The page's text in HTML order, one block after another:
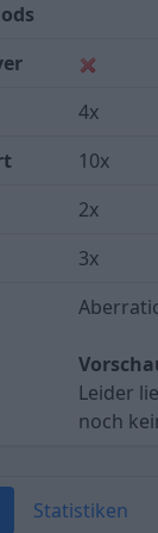
4x
10x
2x
3x
Leider
noch
Statistiken